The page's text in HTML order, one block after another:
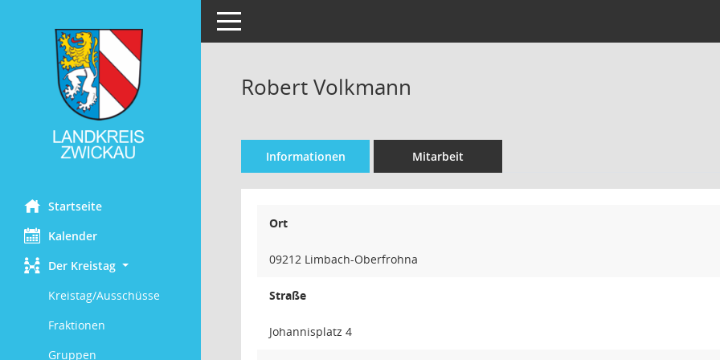
Startseite
Kalender
Der Kreistag
Kreistag/Ausschüsse
Fraktionen
Gruppen
Toggle navigation
Robert Volkmann
Informationen Mitarbeit
Ort
09212 Limbach-Oberfrohna
Straße
Johannisplatz 4